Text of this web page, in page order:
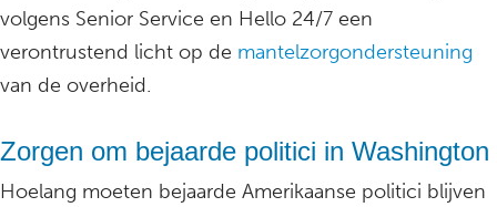
volgens Senior Service en Hello 24/7 een
verontrustend licht op de mantelzorgondersteuning
van de overheid.
Zorgen om bejaarde politici in Washington
Hoelang moeten bejaarde Amerikaanse politici blijven